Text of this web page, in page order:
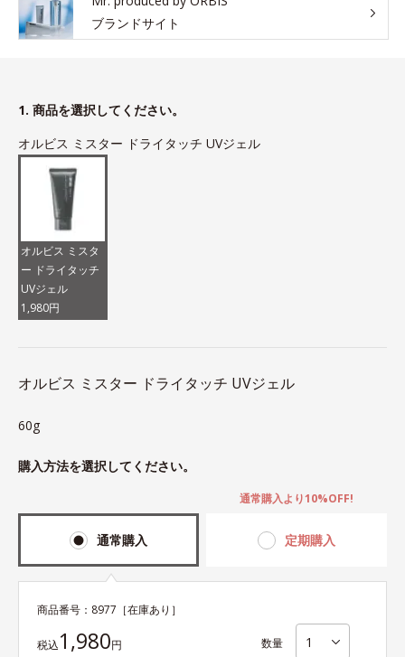
ブランドサイト
1. 商品を選択してください。
オルビス ミスター ドライタッチ UVジェル
オルビス ミスタ
ー ドライタッチ
UVジェル
1,980円
オルビス ミスター ドライタッチ UVジェル
60g
購入方法を選択してください。
通常購入 定期購入
通常購入より10%OFF!
商品番号： 8977 ［在庫あり］
税込1,980円 数量